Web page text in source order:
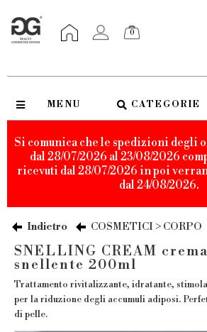
0
MENU CATEGORIE
Si comunica che le spedizioni degli
dal 28/07/2026 al 23/08/2026
ricevuti dal 28/07/2026 in poi
dal 24/08/2026.
Indietro COSMETICI > CORPO
SNELLING CREAM
snellente 200ml
Trattamento rivitalizzante, idratante,
per la riduzione degli accumuli adiposi.
di pelle.